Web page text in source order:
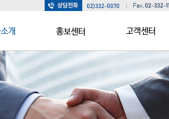
기기
기기
제품
공지사항
홍보자료
자료실
요금안내
자가진단방법
A/S신청
상담의뢰